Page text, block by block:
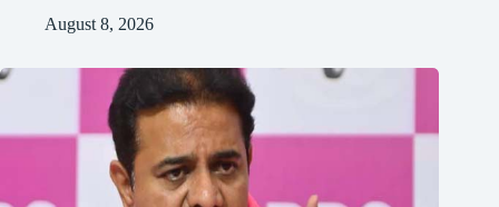
August 8, 2026